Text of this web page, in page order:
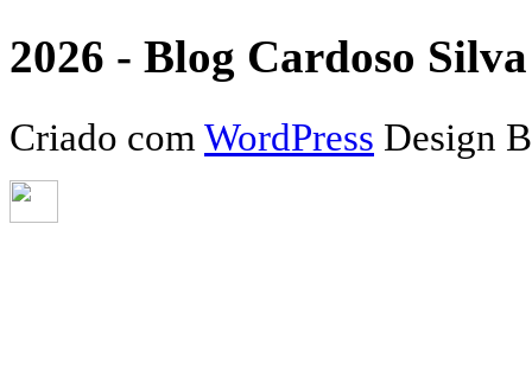
2026 - Blog Cardoso
Criado com WordPress Design